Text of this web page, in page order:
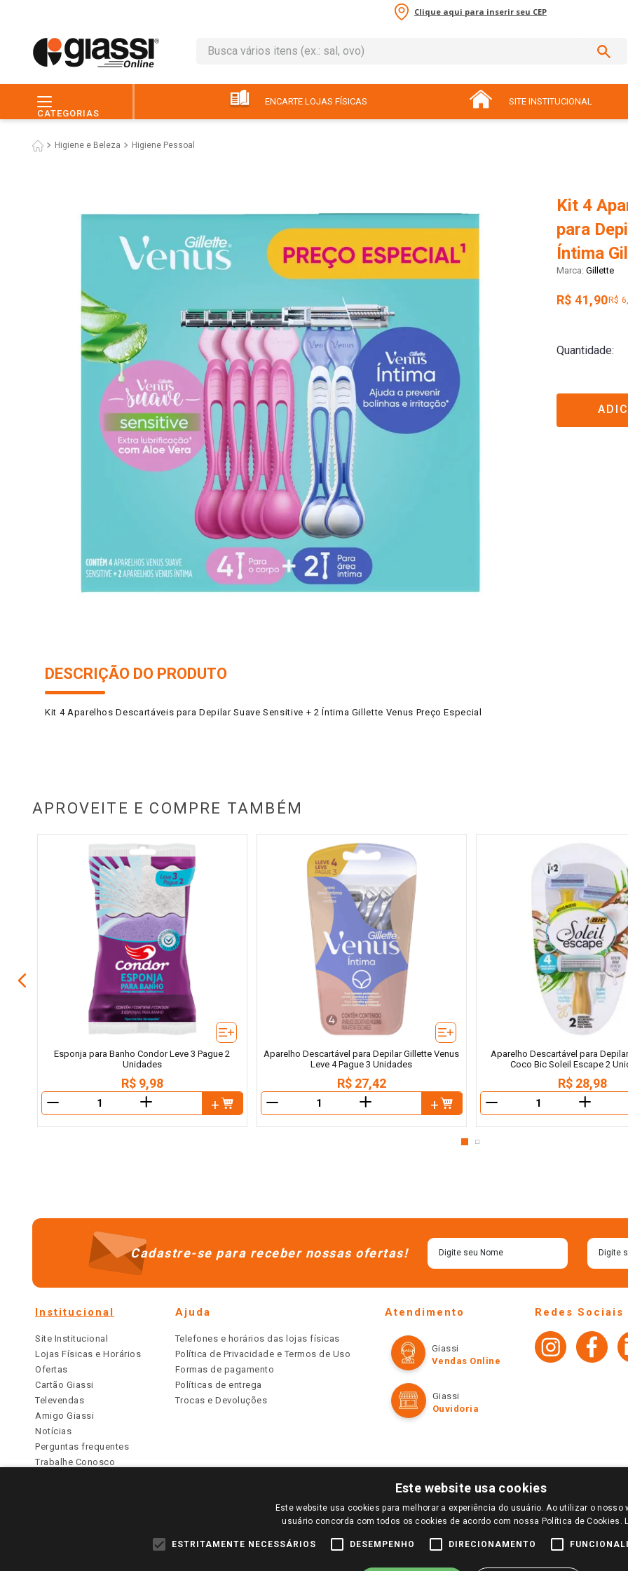
Clique aqui para inserir seu CEP
Busca vários itens (ex.: sal, ovo)
CATEGORIAS
ENCARTE LOJAS FÍSICAS SITE INSTITUCIONAL
Higiene e Beleza Higiene Pessoal
Kit 4
para
Íntima
Gillette
R$ 41,90R$
Quantidade
DESCRIÇÃO DO PRODUTO
Kit 4 Aparelhos Descartáveis para Depilar Suave Sensitive + 2 Íntima Gillette Venus Preço Especial
APROVEITE E COMPRE TAMBÉM
Esponja para Banho Condor Leve 3 Pague 2
Unidades
R$ 9,98
＋
Aparelho Descartável para Depilar Gillette Venus
Leve 4 Pague 3 Unidades
R$ 27,42
＋
Aparelho Descartável para
Coco Bic Soleil Escape 2
R$ 28,98
＋
Cadastre-se para receber nossas ofertas!
Institucional
Site Institucional
Lojas Físicas e Horários
Ofertas
Cartão Giassi
Televendas
Amigo Giassi
Notícias
Perguntas frequentes
Trabalhe Conosco
Ajuda
Telefones e horários das lojas físicas
Política de Privacidade e Termos de Uso
Formas de pagamento
Políticas de entrega
Trocas e Devoluções
Atendimento
Giassi
Vendas Online
Giassi
Ouvidoria
Redes Sociais
PARA VER OS PREÇOS DA SUA REGIÃO, FAÇA LOGIN E SELECIONE A LOJA DE SUA PREFERÊNCIA. SOMENTE APÓS O LOGIN, OS
TODOS OS PREÇOS E CONDIÇÕES COMERCIAIS DESTE SITE SÃO VÁLIDOS APENAS PARA COMPRAS REALIZADAS NO GIASSI.COM.BR E NA LOJA
DE BUSCAS.
Este website usa cookies
Este website usa cookies para melhorar a experiência do usuário. Ao utilizar o nosso
usuário concorda com todos os cookies de acordo com nossa Política de Cookies.
ESTRITAMENTE NECESSÁRIOS DESEMPENHO DIRECIONAMENTO
leite
7º
8 º
10º arroz